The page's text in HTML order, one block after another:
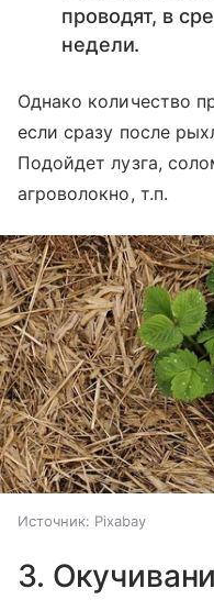
проводят, в
недели.
Однако количество
если сразу после
Подойдет лузга,
агроволокно, т.п.
Источник: Pixabay
3.